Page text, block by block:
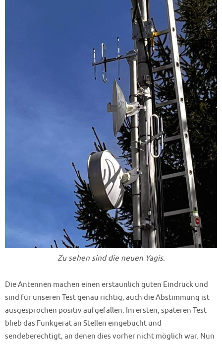
Zu sehen sind die neuen Yagis.
Die Antennen machen einen erstaunlich guten Eindruck und
sind für unseren Test genau richtig, auch die Abstimmung ist
ausgesprochen positiv aufgefallen. Im ersten, späteren Test
blieb das Funkgerät an Stellen eingebucht und
sendeberechtigt, an denen dies vorher nicht möglich war. Nun